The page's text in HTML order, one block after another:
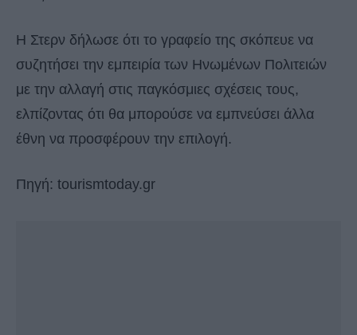
Η Στερν δήλωσε ότι το γραφείο της σκόπευε να
συζητήσει την εμπειρία των Ηνωμένων Πολιτειών
με την αλλαγή στις παγκόσμιες σχέσεις τους,
ελπίζοντας ότι θα μπορούσε να εμπνεύσει άλλα
έθνη να προσφέρουν την επιλογή.
Πηγή: tourismtoday.gr